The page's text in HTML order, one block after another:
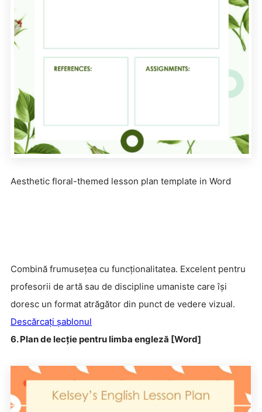
Aesthetic floral-themed lesson plan template in Word
Combină frumusețea cu funcționalitatea. Excelent pentru
profesorii de artă sau de discipline umaniste care își
doresc un format atrăgător din punct de vedere vizual.
Descărcați șablonul
6. Plan de lecție pentru limba engleză [Word]